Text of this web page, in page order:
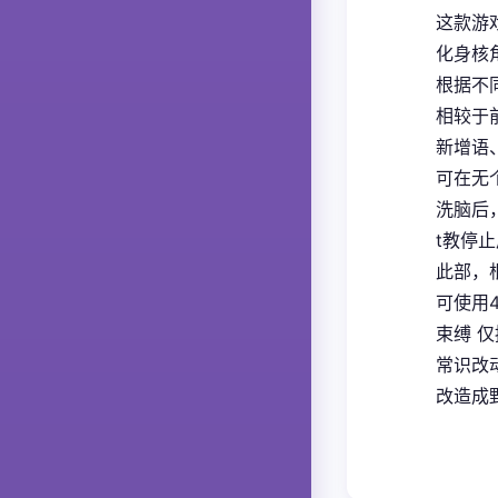
这款游
化身核
根据不
相较于
新增语
可在无
洗脑后
t教停
此部，
可使用
束缚
常识改
改造成